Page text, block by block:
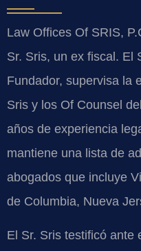
Law Offices Of SRIS,
Sr. Sris, un ex fiscal. El
Fundador, supervisa la
Sris y los Of Counsel
años de experiencia
mantiene una lista de
abogados que incluye
de Columbia, Nueva
El Sr. Sris testificó ante